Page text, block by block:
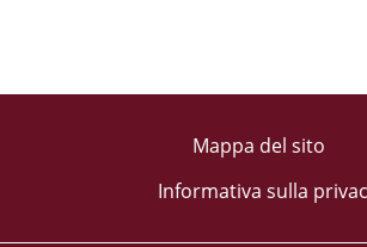
Mappa del sito
Informativa sulla